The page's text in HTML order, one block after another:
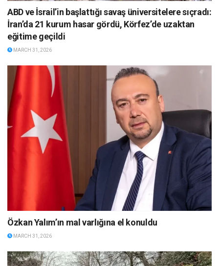
ABD ve İsrail’in başlattığı savaş üniversitelere sıçradı:
İran’da 21 kurum hasar gördü, Körfez’de uzaktan
eğitime geçildi
MARCH 31, 2026
Özkan Yalım’ın mal varlığına el konuldu
MARCH 31, 2026